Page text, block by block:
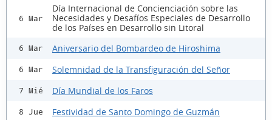
6 Mar
Día Internacional de Concienciación sobre las
Necesidades y Desafíos Especiales de Desarrollo
de los Países en Desarrollo sin Litoral
6 Mar Aniversario del Bombardeo de Hiroshima
6 Mar Solemnidad de la Transfiguración del Señor
7 Mié Día Mundial de los Faros
8 Jue Festividad de Santo Domingo de Guzmán